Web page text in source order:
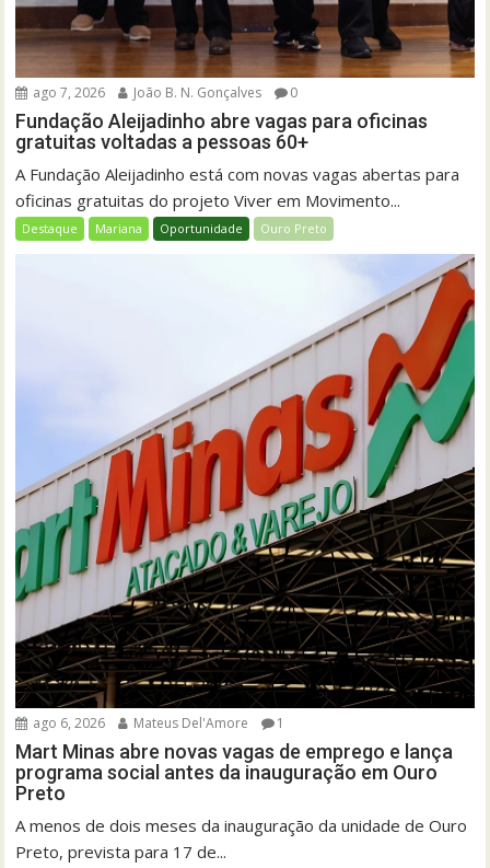
ago 7, 2026 João B. N. Gonçalves 0
Fundação Aleijadinho abre vagas para oficinas
gratuitas voltadas a pessoas 60+
A Fundação Aleijadinho está com novas vagas abertas para
oficinas gratuitas do projeto Viver em Movimento...
Destaque Mariana Oportunidade Ouro Preto
ago 6, 2026 Mateus Del'Amore 1
Mart Minas abre novas vagas de emprego e lança
programa social antes da inauguração em Ouro
Preto
A menos de dois meses da inauguração da unidade de Ouro
Preto, prevista para 17 de...